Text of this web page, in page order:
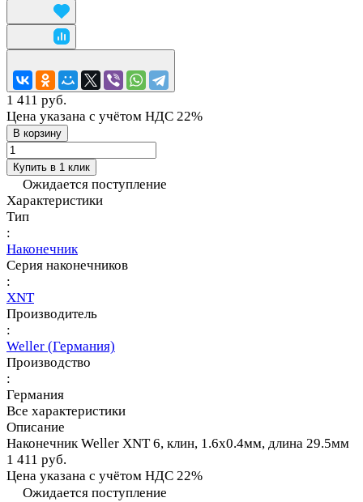
1 411 руб.
Цена указана с учётом НДС 22%
В корзину
Купить в 1 клик
Ожидается поступление
Характеристики
Тип
:
Наконечник
Серия наконечников
:
XNT
Производитель
:
Weller (Германия)
Производство
:
Германия
Все характеристики
Описание
Наконечник Weller XNT 6, клин, 1.6х0.4мм, длина 29.5мм
1 411 руб.
Цена указана с учётом НДС 22%
Ожидается поступление